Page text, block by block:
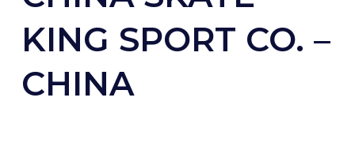
KING SPORT CO. –
CHINA